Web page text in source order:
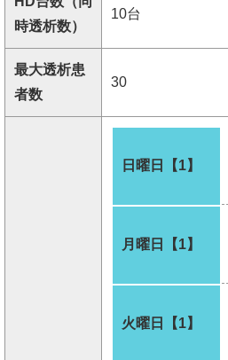
時透析数）
10台
最大透析患
者数
30
日曜日【1】
月曜日【1】
火曜日【1】